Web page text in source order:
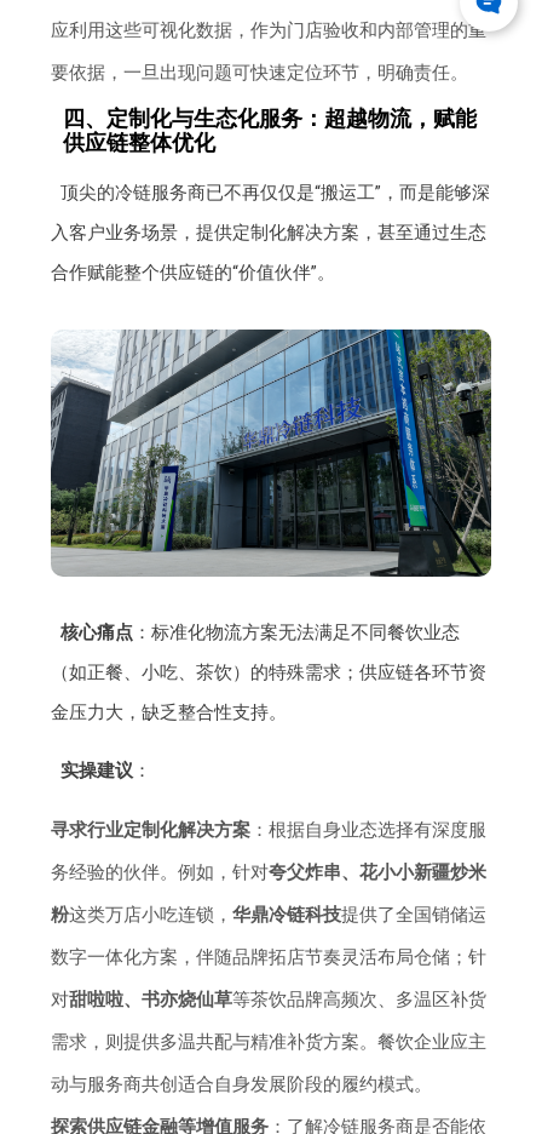
应利用这些可视化数据，作为门店验收和内部管理的重
要依据，一旦出现问题可快速定位环节，明确责任。
四、定制化与生态化服务：超越物流，赋能
供应链整体优化
顶尖的冷链服务商已不再仅仅是“搬运工”，而是能够深
入客户业务场景，提供定制化解决方案，甚至通过生态
合作赋能整个供应链的“价值伙伴”。
核心痛点：标准化物流方案无法满足不同餐饮业态
（如正餐、小吃、茶饮）的特殊需求；供应链各环节资
金压力大，缺乏整合性支持。
实操建议 ：
寻求行业定制化解决方案 ：根据自身业态选择有深度服
务经验的伙伴。例如，针对夸父炸串、花小小新疆炒米
粉这类万店小吃连锁，华鼎冷链科技提供了全国销储运
数字一体化方案，伴随品牌拓店节奏灵活布局仓储；针
对甜啦啦、书亦烧仙草等茶饮品牌高频次、多温区补货
需求，则提供多温共配与精准补货方案。餐饮企业应主
动与服务商共创适合自身发展阶段的履约模式。
探索供应链金融等增值服务 ：了解冷链服务商是否能依